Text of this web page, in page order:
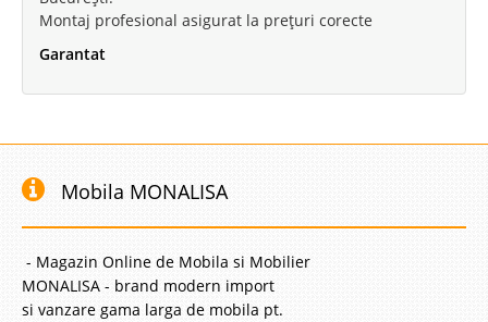
Montaj profesional asigurat la prețuri corecte
Garantat
Mobila MONALISA
- Magazin Online de Mobila si Mobilier
MONALISA - brand modern import
si vanzare gama larga de mobila pt.